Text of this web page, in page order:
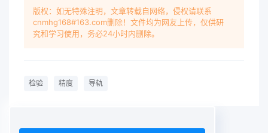
版权：如无特殊注明，文章转载自网络，侵权请联系
cnmhg168#163.com删除！文件均为网友上传，仅供研
究和学习使用，务必24小时内删除。
检验 精度 导轨